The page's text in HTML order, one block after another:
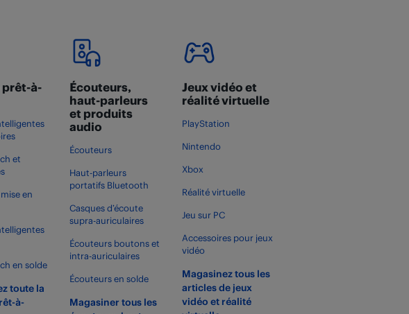
prêt-à-
et
en
en solde
toute la
à-
Écouteurs,
haut-parleurs
et produits
audio
Écouteurs
Haut-parleurs
portatifs Bluetooth
Casques d’écoute
supra-auriculaires
Écouteurs boutons et
intra-auriculaires
Écouteurs en solde
Magasiner tous les
Jeux vidéo et
réalité virtuelle
PlayStation
Nintendo
Xbox
Réalité virtuelle
Jeu sur PC
Accessoires pour jeux
vidéo
Magasinez tous les
articles de jeux
vidéo et réalité